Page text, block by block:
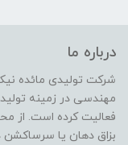
درباره ما
مهندسی در زمینه
فعالیت کرده است. از
بزاق دهان یا